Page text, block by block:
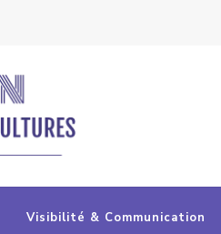
Visibilité & Communication